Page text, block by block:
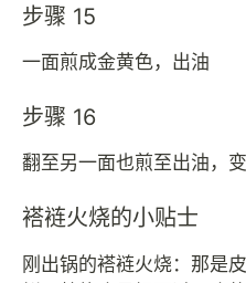
步骤 15
一面煎成金黄色，出油
步骤 16
翻至另一面也煎至出油，
褡裢火烧的小贴士
刚出锅的褡裢火烧：那是